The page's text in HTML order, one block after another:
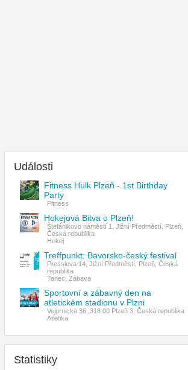
Události
Fitness Hulk Plzeň - 1st Birthday
Party
Fitness
Hokejová Bitva o Plzeň!
Štefánikovo náměstí 1, Jižní Předměstí, Plzeň,
Česká republika
Hokej
Treffpunkt: Bavorsko-český festival
Presslova 14, Jižní Předměstí, Plzeň, Česká
republika
Tanec, Zábava
Sportovní a zábavný den na
atletickém stadionu v Plzni
Vejprnická 36, 318 00 Plzeň 3, Česká republika
Atletika
Statistiky